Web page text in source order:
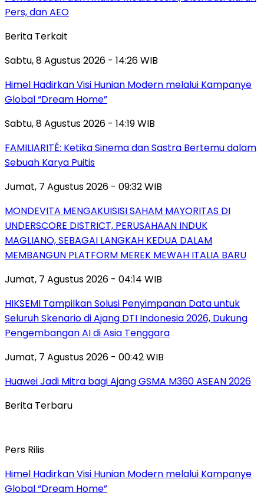
Pers, dan AEO
Berita Terkait
Sabtu, 8 Agustus 2026 - 14:26 WIB
Himel Hadirkan Visi Hunian Modern melalui Kampanye
Global “Dream Home”
Sabtu, 8 Agustus 2026 - 14:19 WIB
FAMILIARITÉ: Ketika Sinema dan Sastra Bertemu dalam
Sebuah Karya Puitis
Jumat, 7 Agustus 2026 - 09:32 WIB
MONDEVITA MENGAKUISISI SAHAM MAYORITAS DI
UNDERSCORE DISTRICT, PERUSAHAAN INDUK
MAGLIANO, SEBAGAI LANGKAH KEDUA DALAM
MEMBANGUN PLATFORM MEREK MEWAH ITALIA BARU
Jumat, 7 Agustus 2026 - 04:14 WIB
HIKSEMI Tampilkan Solusi Penyimpanan Data untuk
Seluruh Skenario di Ajang DTI Indonesia 2026, Dukung
Pengembangan AI di Asia Tenggara
Jumat, 7 Agustus 2026 - 00:42 WIB
Huawei Jadi Mitra bagi Ajang GSMA M360 ASEAN 2026
Berita Terbaru
Pers Rilis
Himel Hadirkan Visi Hunian Modern melalui Kampanye
Global “Dream Home”